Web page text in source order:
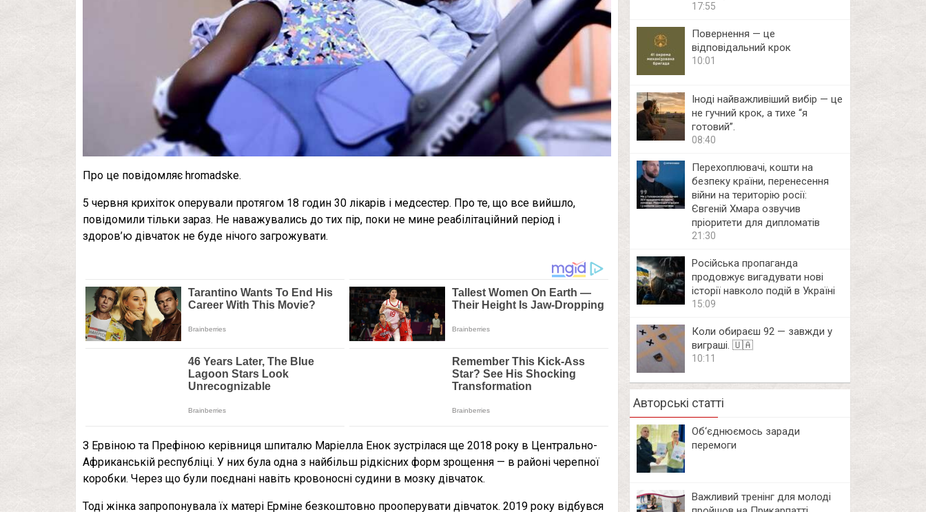
Про це повідомляє hromadske.
5 червня крихіток оперували протягом 18 годин 30 лікарів і медсестер. Про те, що все вийшло,
повідомили тільки зараз. Не наважувались до тих пір, поки не мине реабілітаційний період і
здоров’ю дівчаток не буде нічого загрожувати.
З Ервіною та Префіною керівниця шпиталю Маріелла Енок зустрілася ще 2018 року в Центрально-
Африканській республіці. У них була одна з найбільш рідкісних форм зрощення — в районі черепної
коробки. Через що були поєднані навіть кровоносні судини в мозку дівчаток.
Тоді жінка запропонувала їх матері Ерміне безкоштовно прооперувати дівчаток. 2019 року відбувся
17:55
Повернення — це
відповідальний крок
10:01
Іноді найважливіший вибір — це
не гучний крок, а тихе “я
готовий”.
08:40
Перехоплювачі, кошти на
безпеку країни, перенесення
війни на територію росії:
Євгеній Хмара озвучив
пріоритети для дипломатів
21:30
Російська пропаганда
продовжує вигадувати нові
історії навколо подій в Україні
15:09
Коли обираєш 92 — завжди у
виграші. 🇺🇦
10:11
Авторські статті
Об‘єднюємось заради
перемоги
Важливий тренінг для молоді